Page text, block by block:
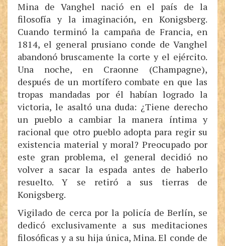
Mina de Vanghel nació en el país de la
filosofía y la imaginación, en Konigsberg.
Cuando terminó la campaña de Francia, en
1814, el general prusiano conde de Vanghel
abandonó bruscamente la corte y el ejército.
Una noche, en Craonne (Champagne),
después de un mortífero combate en que las
tropas mandadas por él habían logrado la
victoria, le asaltó una duda: ¿Tiene derecho
un pueblo a cambiar la manera íntima y
racional que otro pueblo adopta para regir su
existencia material y moral? Preocupado por
este gran problema, el general decidió no
volver a sacar la espada antes de haberlo
resuelto. Y se retiró a sus tierras de
Konigsberg.
Vigilado de cerca por la policía de Berlín, se
dedicó exclusivamente a sus meditaciones
filosóficas y a su hija única, Mina. El conde de